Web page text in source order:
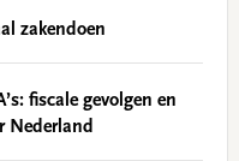
zakendoen
fiscale gevolgen en
Nederland